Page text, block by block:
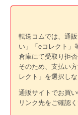
転送コムでは、通
い」「eコレクト」
倉庫にて受取り拒
そのため、支払い
レクト」を選択し
通販サイトでお買
リンク先をご確認く